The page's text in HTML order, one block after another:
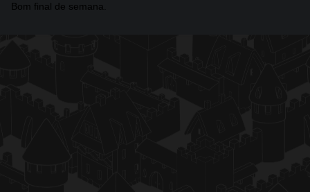
Bom final de semana.